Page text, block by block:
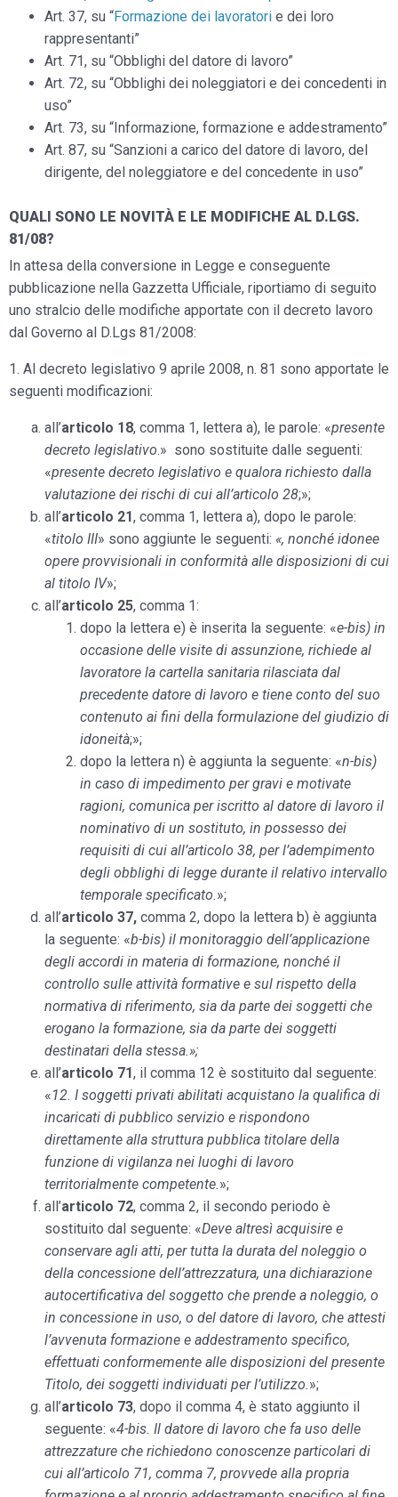
Art. 37, su “Formazione dei lavoratori e dei loro
rappresentanti”
Art. 71, su “Obblighi del datore di lavoro”
Art. 72, su “Obblighi dei noleggiatori e dei concedenti in
uso”
Art. 73, su “Informazione, formazione e addestramento”
Art. 87, su “Sanzioni a carico del datore di lavoro, del
dirigente, del noleggiatore e del concedente in uso”
QUALI SONO LE NOVITÀ E LE MODIFICHE AL D.LGS.
81/08?
In attesa della conversione in Legge e conseguente
pubblicazione nella Gazzetta Ufficiale, riportiamo di seguito
uno stralcio delle modifiche apportate con il decreto lavoro
dal Governo al D.Lgs 81/2008:
1. Al decreto legislativo 9 aprile 2008, n. 81 sono apportate le
seguenti modificazioni:
all’articolo 18, comma 1, lettera a), le parole: «presente
decreto legislativo.» sono sostituite dalle seguenti:
«presente decreto legislativo e qualora richiesto dalla
valutazione dei rischi di cui all’articolo 28;»;
all’articolo 21, comma 1, lettera a), dopo le parole:
«titolo III» sono aggiunte le seguenti: «, nonché idonee
opere provvisionali in conformità alle disposizioni di cui
al titolo IV»;
all’articolo 25, comma 1:
dopo la lettera e) è inserita la seguente: «e-bis) in
occasione delle visite di assunzione, richiede al
lavoratore la cartella sanitaria rilasciata dal
precedente datore di lavoro e tiene conto del suo
contenuto ai fini della formulazione del giudizio di
idoneità;»;
dopo la lettera n) è aggiunta la seguente: «n-bis)
in caso di impedimento per gravi e motivate
ragioni, comunica per iscritto al datore di lavoro il
nominativo di un sostituto, in possesso dei
requisiti di cui all’articolo 38, per l’adempimento
degli obblighi di legge durante il relativo intervallo
temporale specificato.»;
all’articolo 37, comma 2, dopo la lettera b) è aggiunta
la seguente: «b-bis) il monitoraggio dell’applicazione
degli accordi in materia di formazione, nonché il
controllo sulle attività formative e sul rispetto della
normativa di riferimento, sia da parte dei soggetti che
erogano la formazione, sia da parte dei soggetti
destinatari della stessa.»;
all’articolo 71, il comma 12 è sostituito dal seguente:
«12. I soggetti privati abilitati acquistano la qualifica di
incaricati di pubblico servizio e rispondono
direttamente alla struttura pubblica titolare della
funzione di vigilanza nei luoghi di lavoro
territorialmente competente.»;
all’articolo 72, comma 2, il secondo periodo è
sostituito dal seguente: «Deve altresì acquisire e
conservare agli atti, per tutta la durata del noleggio o
della concessione dell’attrezzatura, una dichiarazione
autocertificativa del soggetto che prende a noleggio, o
in concessione in uso, o del datore di lavoro, che attesti
l’avvenuta formazione e addestramento specifico,
effettuati conformemente alle disposizioni del presente
Titolo, dei soggetti individuati per l’utilizzo.»;
all’articolo 73, dopo il comma 4, è stato aggiunto il
seguente: «4-bis. Il datore di lavoro che fa uso delle
attrezzature che richiedono conoscenze particolari di
cui all’articolo 71, comma 7, provvede alla propria